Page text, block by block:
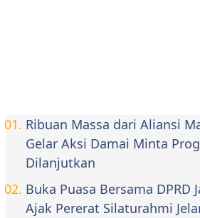
Ribuan Massa dari Aliansi
Gelar Aksi Damai Minta
Dilanjutkan
Buka Puasa Bersama DPRD
Ajak Pererat Silaturahmi